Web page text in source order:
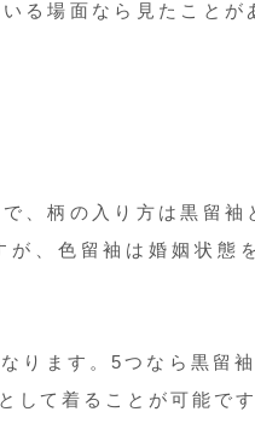
る場面なら見たこと
、柄の入り方は黒留
が、色留袖は婚姻状態
ります。5つなら黒留
して着ることが可能で